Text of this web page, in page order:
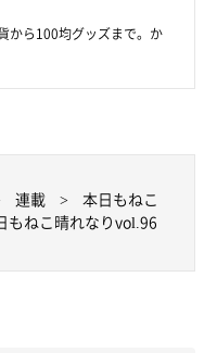
から100均グッズまで。か
連載
本日もねこ
もねこ晴れなりvol.96